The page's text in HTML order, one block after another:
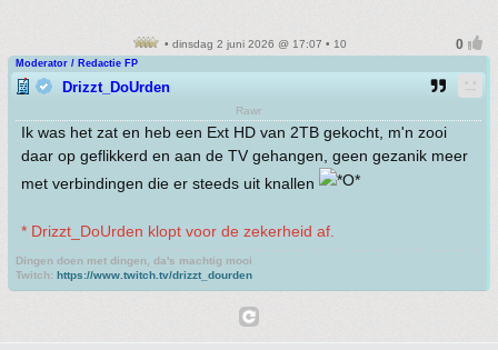
• dinsdag 2 juni 2026 @ 17:07 • 10
Moderator / Redactie FP
Drizzt_DoUrden
Rawr
Ik was het zat en heb een Ext HD van 2TB gekocht, m'n zooi
daar op geflikkerd en aan de TV gehangen, geen gezanik meer
met verbindingen die er steeds uit knallen
* Drizzt_DoUrden klopt voor de zekerheid af.
Dingen doen met dingen, da's machtig mooi
Twitch: https://www.twitch.tv/drizzt_dourden